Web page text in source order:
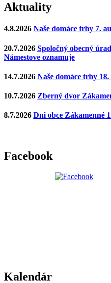
Aktuality
4.8.2026 Naše domáce trhy 7.
20.7.2026 Spoločný obecný
Námestove oznamuje
14.7.2026 Naše domáce trhy 18.
10.7.2026 Zberný dvor
8.7.2026 Dni obce Zákamenné
Facebook
Kalendár